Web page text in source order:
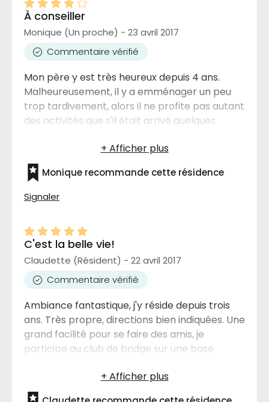
À conseiller
Monique (Un proche) - 23 avril 2017
Commentaire vérifié
Mon père y est très heureux depuis 4 ans.
Malheureusement, il y a emménager un peu
trop tardivement, alors il ne profite pas autant
des activités que s'il était arrivé quelques
Monique recommande cette résidence
Signaler
C'est la belle vie!
Claudette (Résident) - 22 avril 2017
Commentaire vérifié
Ambiance fantastique, j'y réside depuis trois
ans. Très propre, directions bien indiquées. Une
grand facilité pour se faire des amis, je
participe au club de bridge sur une base
bonne avec un cuisinier hors-pair et service
parfait!